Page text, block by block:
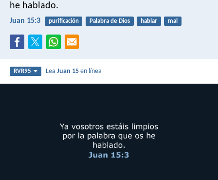
he hablado.
Juan 15:3 purificación Palabra de Dios hablar mal
RVR95 LeaJuan 15 en línea